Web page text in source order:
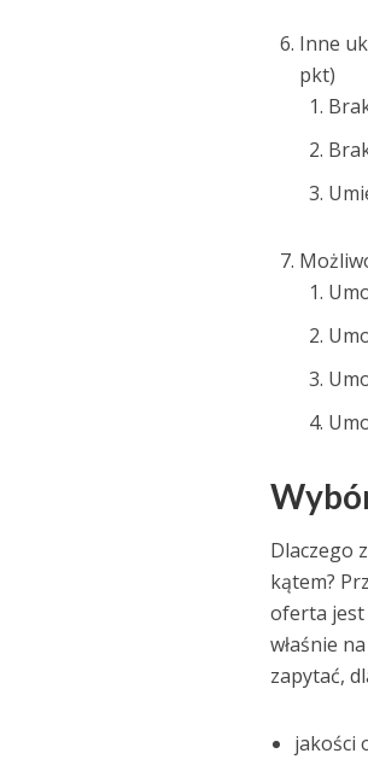
Inne
pkt)
Dlaczego
kątem?
oferta jest
właśnie
zapytać,
jakości